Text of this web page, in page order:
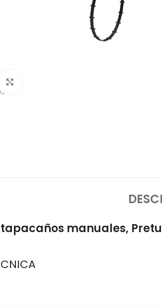
manuales,